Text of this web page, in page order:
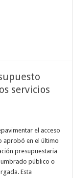
servicios
el acceso
aprobó en el último
presupuestaria
público o
Esta